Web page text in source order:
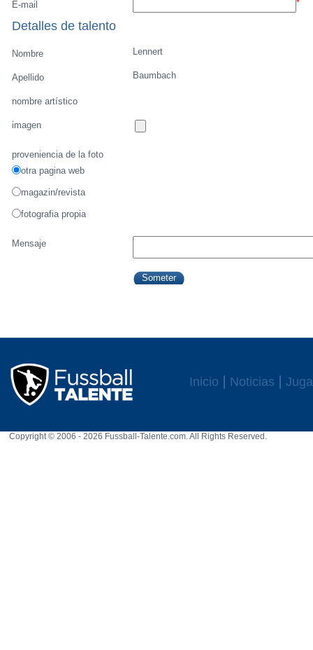
E-mail *
Detalles de talento
Nombre Lennert
Apellido Baumbach
nombre artístico
imagen
proveniencia de la foto
otra pagina web
magazin/revista
fotografia propia
Mensaje
Inicio Noticias
Copyright © 2006 - 2026 Fussball-Talente.com. All Rights Reserved.